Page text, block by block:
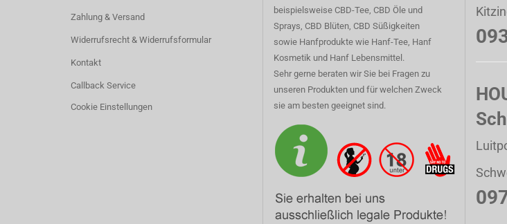
Zahlung & Versand
Widerrufsrecht & Widerrufsformular
Kontakt
Callback Service
Cookie Einstellungen
beispielsweise CBD-Tee, CBD Öle und
Sprays, CBD Blüten, CBD Süßigkeiten
sowie Hanfprodukte wie Hanf-Tee, Hanf
Kosmetik und Hanf Lebensmittel.
Sehr gerne beraten wir Sie bei Fragen zu
unseren Produkten und für welchen Zweck
sie am besten geeignet sind.